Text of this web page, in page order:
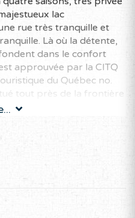
lac
rue très tranquille et
Là où la détente,
dans le confort
approuvée par la CITQ
du Québec no.
tout près de la frontière
d’Ogden, cet espace
CLÉS
baie tranquille avec
Spa/Jacuzzi, table de
télé HD